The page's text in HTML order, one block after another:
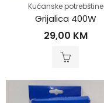
Kućanske potrebštine
Grijalica 400W
29,00 KM